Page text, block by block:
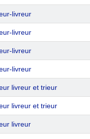
livreur
livreur
livreur
livreur
livreur et trieur
livreur et trieur
livreur